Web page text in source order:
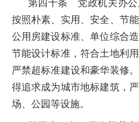
第四十条 党政机关办公
按照朴素、实用、安全、节
公用房建设标准、单位综合
节能设计标准，符合土地利
严禁超标准建设和豪华装修
得追求成为城市地标建筑，
场、公园等设施。